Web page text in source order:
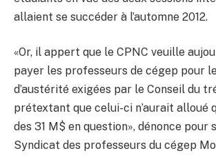
allaient se succéder à l’automne 2012.
«Or, il appert que le CPNC veuille
payer les professeurs de cégep pour
d’austérité exigées par le Conseil du
prétextant que celui-ci n’aurait alloué
des 31 M$ en question», dénonce pour
Syndicat des professeurs du cégep